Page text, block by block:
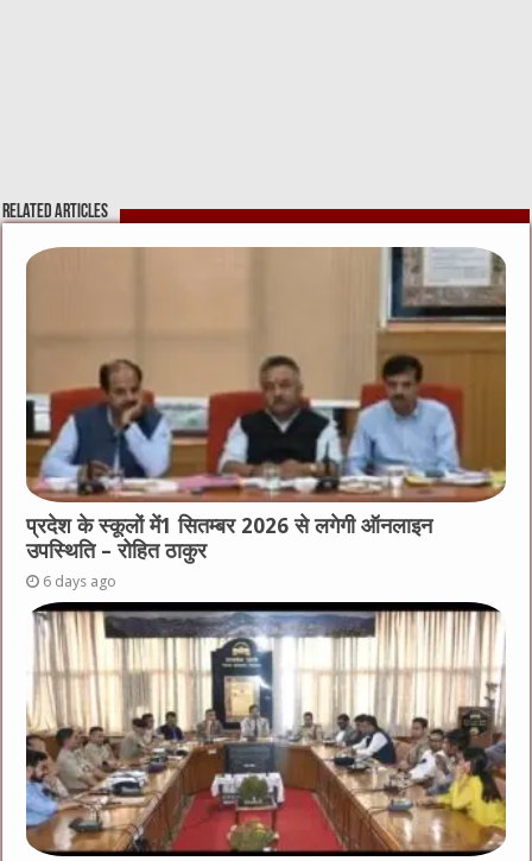
Related Articles
प्रदेश के स्कूलों में1 सितम्बर 2026 से लगेगी ऑनलाइन
उपस्थिति – रोहित ठाकुर
6 days ago